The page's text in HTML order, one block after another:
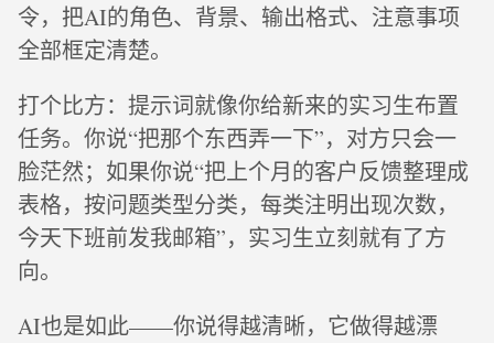
令，把AI的角色、背景、输出格式、注意事项
全部框定清楚。
打个比方：提示词就像你给新来的实习生布置
任务。你说“把那个东西弄一下”，对方只会一
脸茫然；如果你说“把上个月的客户反馈整理成
表格，按问题类型分类，每类注明出现次数，
今天下班前发我邮箱”，实习生立刻就有了方
向。
AI也是如此——你说得越清晰，它做得越漂